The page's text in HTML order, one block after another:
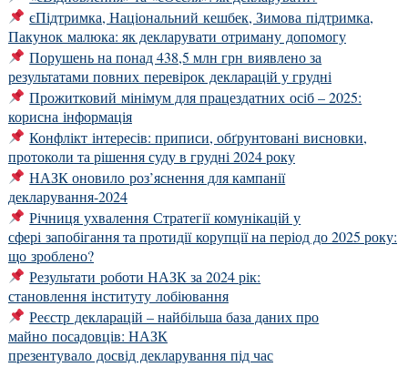
єПідтримка, Національний кешбек, Зимова підтримка,
Пакунок малюка: як декларувати отриману допомогу
Порушень на понад 438,5 млн грн виявлено за
результатами повних перевірок декларацій у грудні
Прожитковий мінімум для працездатних осіб – 2025:
корисна інформація
Конфлікт інтересів: приписи, обґрунтовані висновки,
протоколи та рішення суду в грудні 2024 року
НАЗК оновило роз’яснення для кампанії
декларування-2024
Річниця ухвалення Стратегії комунікацій у
сфері запобігання та протидії корупції на період до 2025 року:
що зроблено?
Результати роботи НАЗК за 2024 рік:
становлення інституту лобіювання
Реєстр декларацій – найбільша база даних про
майно посадовців: НАЗК
презентувало досвід декларування під час